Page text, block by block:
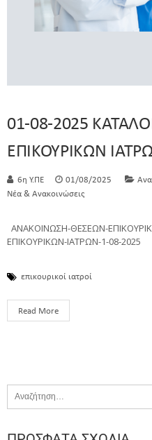
01-08-2025
ΕΠΙΚΟΥΡΙΚΩΝ
6η Υ.ΠΕ 01/08/2025
Νέα & Ανακοινώσεις
ΑΝΑΚΟΙΝΩΣΗ-ΘΕΣΕΩΝ-
ΕΠΙΚΟΥΡΙΚΩΝ-ΙΑΤΡΩΝ-1-08-2025
επικουρικοί ιατροί
Read More